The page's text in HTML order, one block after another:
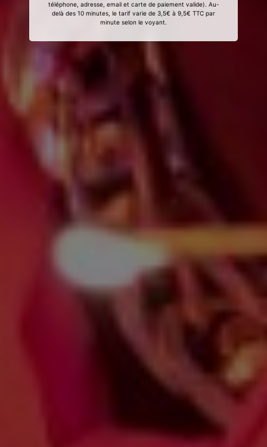
téléphone, adresse, email et carte de paiement valide). Au-
delà des 10 minutes, le tarif varie de 3,5€ à 9,5€ TTC par
minute selon le voyant.